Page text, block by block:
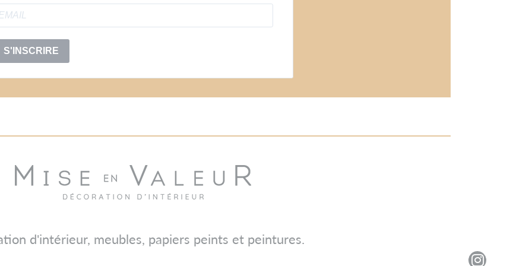
S'INSCRIRE
d'intérieur, meubles, papiers peints et peintures.